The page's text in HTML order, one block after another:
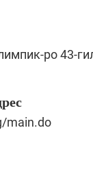
ро 43-
main.do